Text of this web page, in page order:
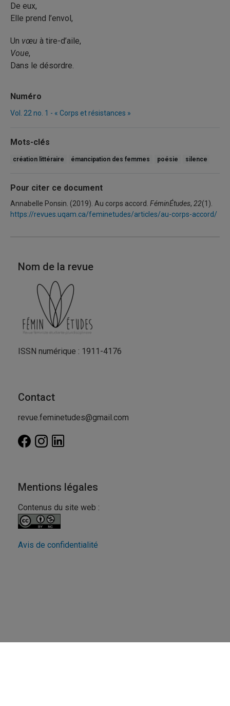
De eux,
Elle prend l’envol,
Un vœu à tire-d’aile,
Voue,
Dans le désordre.
Numéro
Vol. 22 no. 1 - « Corps et résistances »
Mots-clés
création littéraire émancipation des femmes poésie silence
Pour citer ce document
Annabelle Ponsin. (2019). Au corps accord. FéminÉtudes, 22(1).
https://revues.uqam.ca/feminetudes/articles/au-corps-accord/
Nom de la revue
ISSN numérique : 1911-4176
Contact
revue.feminetudes@gmail.com
Mentions légales
Contenus du site web :
Avis de confidentialité